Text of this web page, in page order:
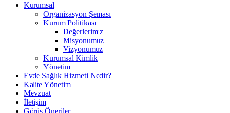
Kurumsal
Organizasyon Şeması
Kurum Politikası
Değerlerimiz
Misyonumuz
Vizyonumuz
Kurumsal Kimlik
Yönetim
Evde Sağlık Hizmeti Nedir?
Kalite Yönetim
Mevzuat
İletişim
Görüş Öneriler